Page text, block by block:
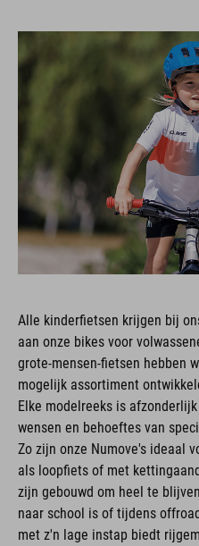
Alle kinderfietsen krijgen bij
aan onze bikes voor
grote-mensen-fietsen hebben
mogelijk assortiment
Elke modelreeks is
wensen en behoeftes van
Zo zijn onze Numove's ideaal
als loopfiets of met
zijn gebouwd om heel te
naar school is of tijdens
met z'n lage instap biedt